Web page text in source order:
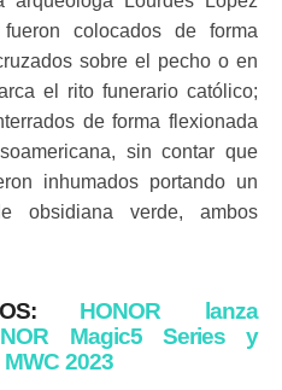
colocados de forma
sobre el pecho o en
el rito funerario católico;
de forma flexionada
sin contar que
inhumados portando un
verde, ambos
HONOR lanza
Magic5 Series y
2023